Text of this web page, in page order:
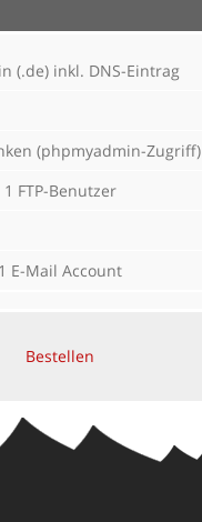
(.de) inkl. DNS-Eintrag
(phpmyadmin-Zugriff)
1 FTP-Benutzer
1 E-Mail Account
Bestellen